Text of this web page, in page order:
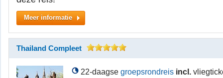
Meer informatie
Thailand Compleet
22-daagse groepsrondreis incl.